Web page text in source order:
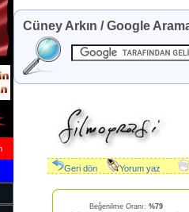
Cüney Arkın / Google
Geri dön Yorum yaz
Beğenilme Oranı: %79